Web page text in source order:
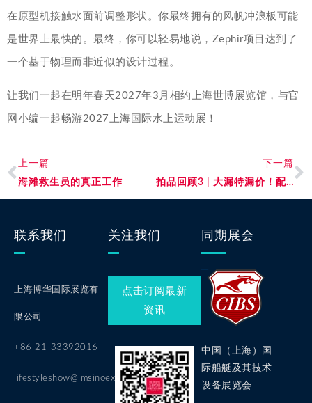
在原型机接触水面前调整形状。你最终拥有的风帆冲浪板可能
是世界上最快的。最终，你可以轻易地说，Zephir项目达到了
一个基于物理而非近似的设计过程。
让我们一起在明年春天2027年3月相约上海世博展览馆，与官
网小编一起畅游2027上海国际水上运动展！
上一篇
海滩救生员的真正工作
下一篇
拍品回顾3 | 大漏特漏价！配件服饰品类齐亮相！
联系我们
上海博华国际展览有
限公司
+86 21-33392016
lifestyleshow@imsinoexpo.com
关注我们
点击订阅最新
资讯
同期展会
中国（上海）国
际船艇及其技术
设备展览会